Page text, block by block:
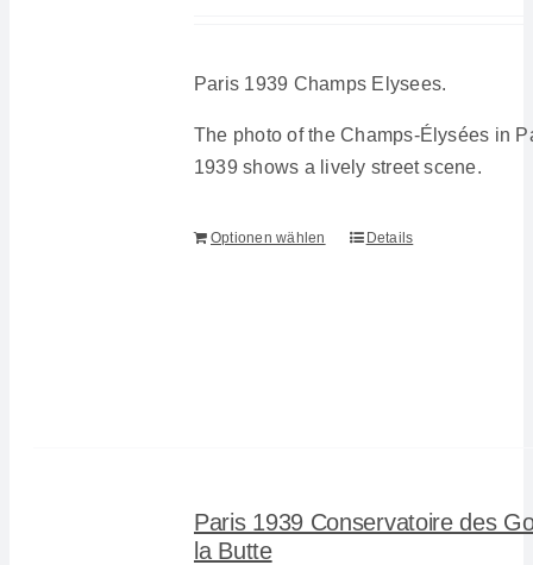
Paris 1939 Champs Elysees.
The photo of the Champs-Élysées in
1939 shows a lively street scene.
Optionen wählen Details
Paris 1939 Conservatoire des
la Butte